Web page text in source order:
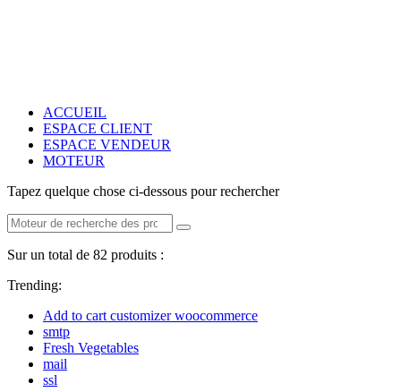
ACCUEIL
ESPACE CLIENT
ESPACE VENDEUR
MOTEUR
Tapez quelque chose ci-dessous pour rechercher
Sur un total de 82 produits :
Trending:
Add to cart customizer woocommerce
smtp
Fresh Vegetables
mail
ssl